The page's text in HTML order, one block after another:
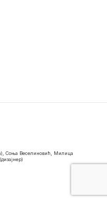
Соња Веселиновић, Милица